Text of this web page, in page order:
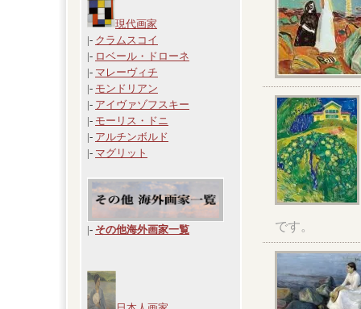
現代画家
|- クラムスコイ
|- ロベール・ドローネ
|- マレーヴィチ
|- モンドリアン
|- アイヴァゾフスキー
|- モーリス・ドニ
|- アルチンボルド
|- マグリット
|- その他海外画家一覧 です。